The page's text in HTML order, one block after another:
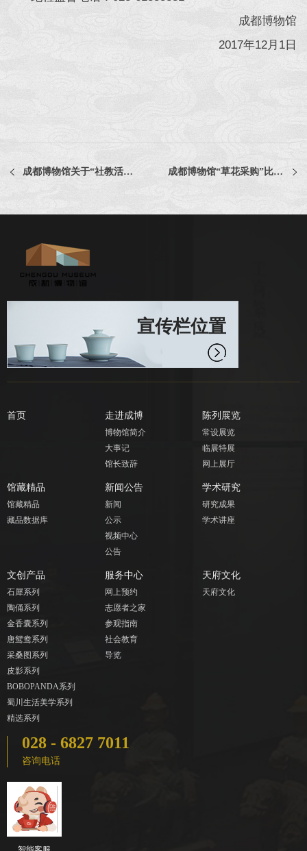
成都博物馆
2017年12月1日
成都博物馆关于“社教活动的宣传设计、制作”比选公示 成都博物馆“草花采购”比选结果公示
宣传栏位置
首页 走进成博
博物馆简介
大事记
馆长致辞
陈列展览
常设展览
临展特展
网上展厅
馆藏精品
馆藏精品
藏品数据库
新闻公告
新闻
公示
视频中心
公告
学术研究
研究成果
学术讲座
文创产品
石犀系列
陶俑系列
金香囊系列
唐鸳鸯系列
采桑图系列
皮影系列
BOBOPANDA系列
蜀川生活美学系列
精选系列
服务中心
网上预约
志愿者之家
参观指南
社会教育
导览
天府文化
天府文化
028 - 6827 7011
咨询电话